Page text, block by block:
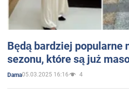
Będą bardziej popularne
sezonu, które są już
Dama05.03.2025 16:16 4